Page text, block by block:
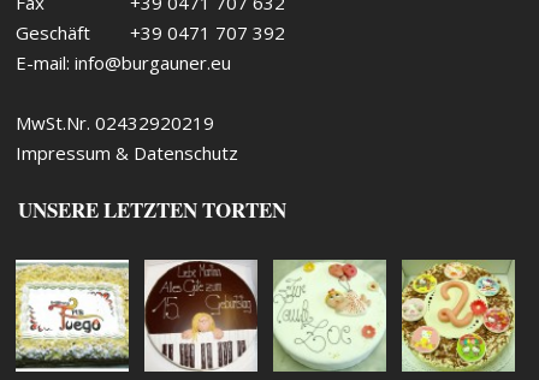
Geschäft
+39 0471 707 392
E-mail:info@burgauner.eu
MwSt.Nr. 02432920219
Impressum & Datenschutz
UNSERE LETZTEN TORTEN